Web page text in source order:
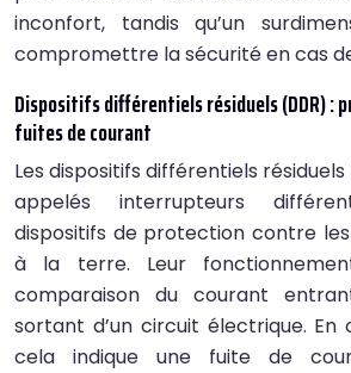
inconfort, tandis qu’un
compromettre la sécurité en cas
Dispositifs différentiels résiduels (DDR) :
fuites de courant
Les dispositifs différentiels
appelés interrupteurs
dispositifs de protection contre
à la terre. Leur
comparaison du courant
sortant d’un circuit électrique. En
cela indique une fuite de